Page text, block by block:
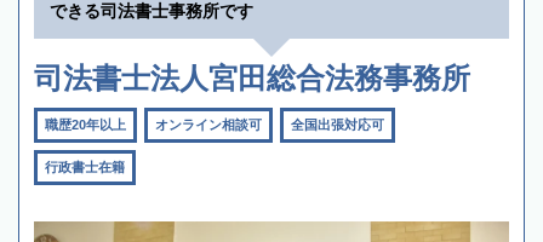
できる司法書士事務所です
司法書士法人宮田総合法務事務所
職歴20年以上 オンライン相談可 全国出張対応可
行政書士在籍